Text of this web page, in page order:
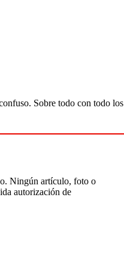
Sobre todo con todo los
Ningún artículo, foto o
autorización de